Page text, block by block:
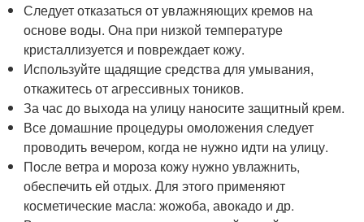
Следует отказаться от увлажняющих кремов на
основе воды. Она при низкой температуре
кристаллизуется и повреждает кожу.
Используйте щадящие средства для умывания,
откажитесь от агрессивных тоников.
За час до выхода на улицу наносите защитный крем.
Все домашние процедуры омоложения следует
проводить вечером, когда не нужно идти на улицу.
После ветра и мороза кожу нужно увлажнить,
обеспечить ей отдых. Для этого применяют
косметические масла: жожоба, авокадо и др.